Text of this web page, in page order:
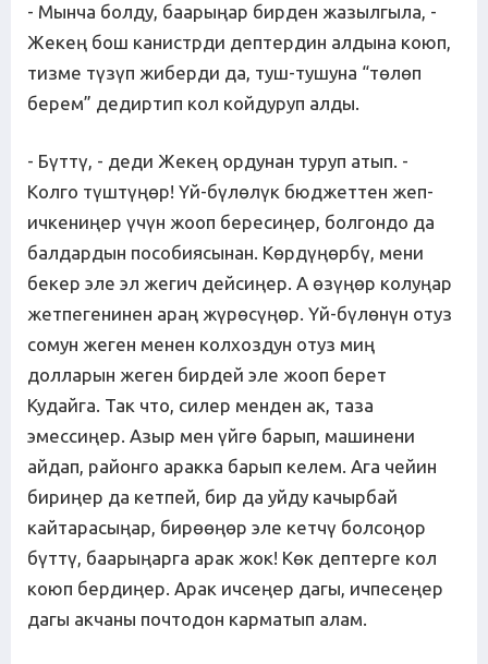
- Мынча болду, баарыңар бирден жазылгыла, -
Жекең бош канистрди дептердин алдына коюп,
тизме түзүп жиберди да, туш-тушуна “төлөп
берем” дедиртип кол койдуруп алды.
- Бүттү, - деди Жекең ордунан туруп атып. -
Колго түштүңөр! Үй-бүлөлүк бюджеттен жеп-
ичкениңер үчүн жооп бересиңер, болгондо да
балдардын пособиясынан. Көрдүңөрбү, мени
бекер эле эл жегич дейсиңер. А өзүңөр колуңар
жетпегенинен араң жүрөсүңөр. Үй-бүлөнүн отуз
сомун жеген менен колхоздун отуз миң
долларын жеген бирдей эле жооп берет
Кудайга. Так что, силер менден ак, таза
эмессиңер. Азыр мен үйгө барып, машинени
айдап, районго аракка барып келем. Ага чейин
бириңер да кетпей, бир да уйду качырбай
кайтарасыңар, бирөөңөр эле кетчү болсоңор
бүттү, баарыңарга арак жок! Көк дептерге кол
коюп бердиңер. Арак ичсеңер дагы, ичпесеңер
дагы акчаны почтодон карматып алам.